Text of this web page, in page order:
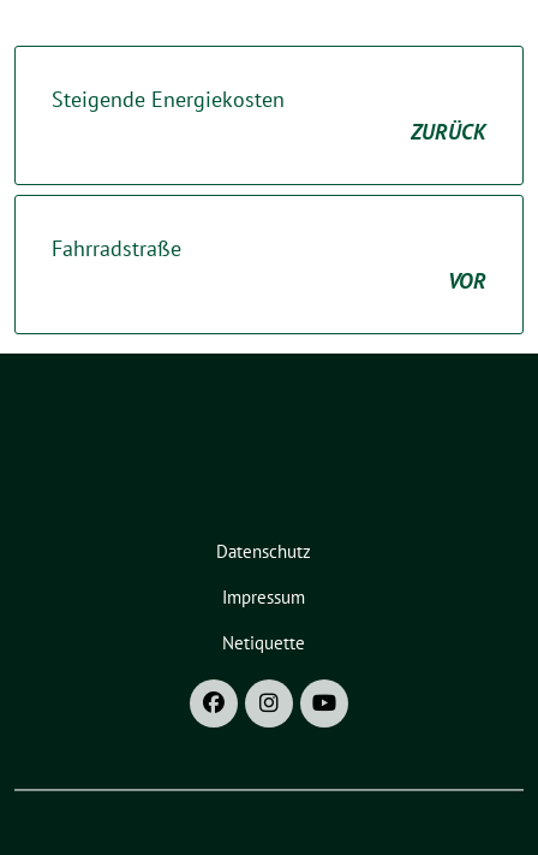
Steigende Energiekosten
ZURÜCK
Fahrradstraße
VOR
Datenschutz
Impressum
Netiquette